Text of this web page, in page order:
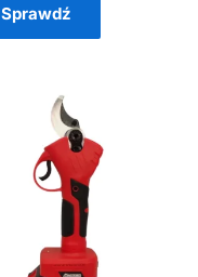
Sprawdź